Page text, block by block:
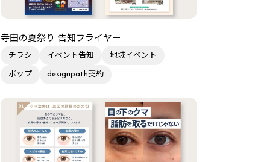
寺田の夏祭り 告知フライヤー
チラシ イベント告知 地域イベント
ポップ designpath契約